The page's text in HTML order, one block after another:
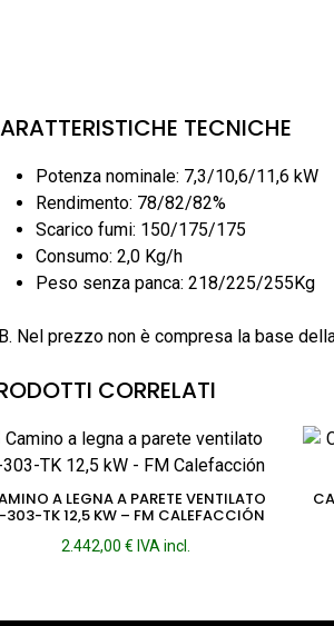
TECNICHE
Potenza nominale: 7,3/10,6/11,6 kW
Rendimento: 78/82/82%
Scarico fumi: 150/175/175
Consumo: 2,0 Kg/h
Peso senza panca: 218/225/255Kg
Nel prezzo non è compresa la base
CORRELATI
A LEGNA A PARETE VENTILATO
303-TK 12,5 KW – FM CALEFACCIÓN
2.442,00 € IVA incl.